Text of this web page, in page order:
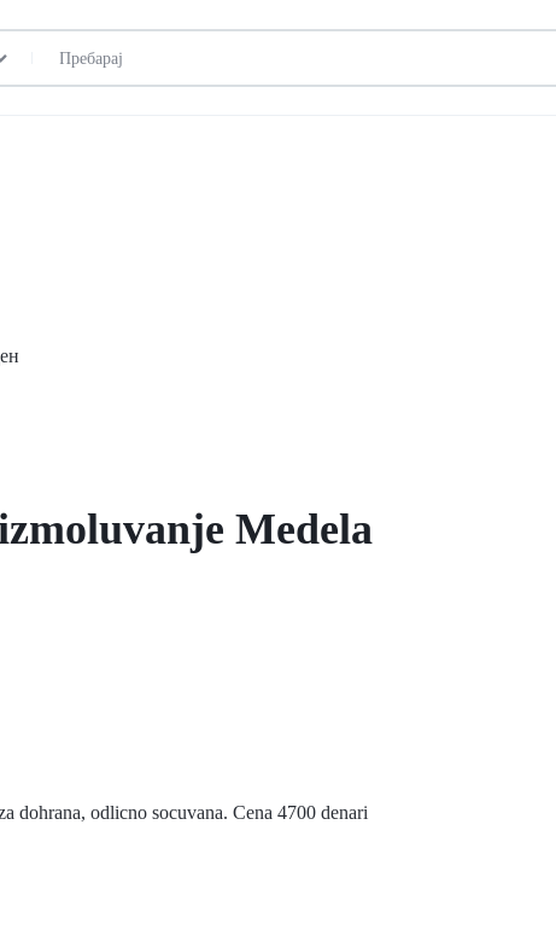
Medela
dohrana, odlicno socuvana. Cena 4700 denari